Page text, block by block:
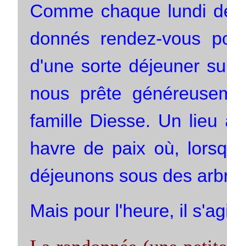
Comme chaque lundi
donnés rendez-vous
d'une sorte déjeuner
nous prête
famille Diesse. Un lieu
havre de paix où,
déjeunons sous des
Mais pour l'heure, il